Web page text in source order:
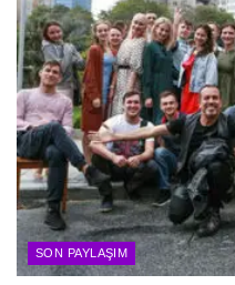
SON PAYLAŞIM